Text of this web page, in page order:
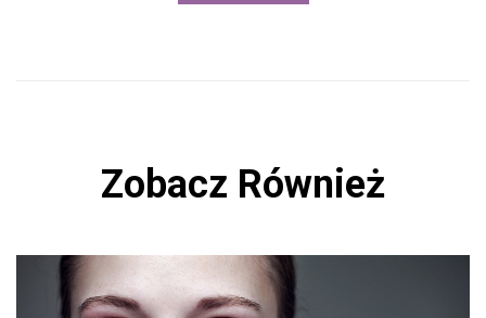
Zobacz Również